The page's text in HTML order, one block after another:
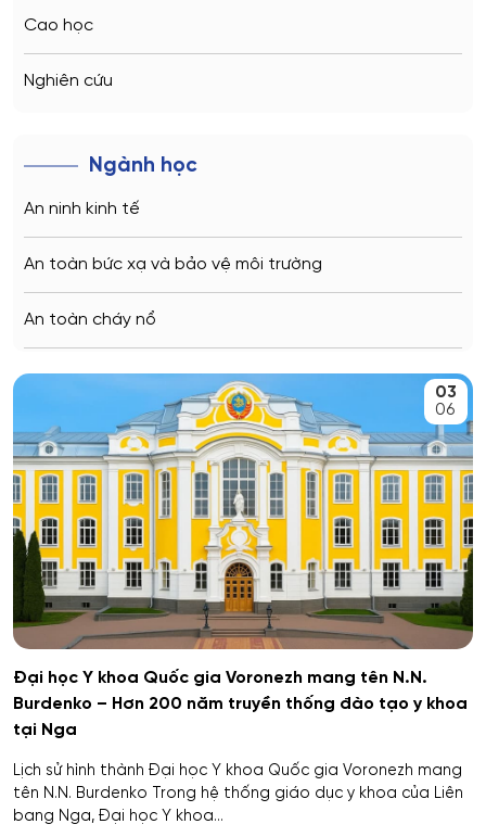
Kaliningrad
Veliky Novgorod
Penza
Barnaul
Kursk
Kaluga
Ryazan
Voronezh
Cao học
Nghiên cứu
Ngành học
An ninh kinh tế
An toàn bức xạ và bảo vệ môi trường
An toàn cháy nổ
An toàn kỹ thuật và môi trường
An toàn môi trường kỹ thuật
An toàn thông tin
Biên - Phiên dịch
Biểu diễn nghệ thuật múa
Báo chí
Bản đồ và Địa tin học
Bảo mật công nghệ thông tin trong thực thi pháp luật
Bảo mật máy tính
03
06
Đại học Y khoa Quốc gia Voronezh mang tên N.N.
Burdenko – Hơn 200 năm truyền thống đào tạo y khoa
tại Nga
Lịch sử hình thành Đại học Y khoa Quốc gia Voronezh mang
tên N.N. Burdenko Trong hệ thống giáo dục y khoa của Liên
bang Nga, Đại học Y khoa...